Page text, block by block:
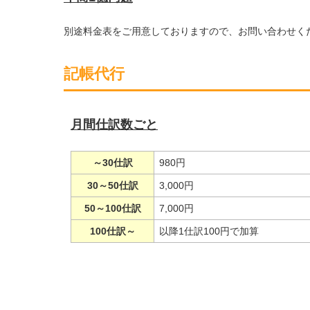
別途料金表をご用意しておりますので、お問い合わせく
記帳代行
月間仕訳数ごと
～30仕訳 980円
30～50仕訳 3,000円
50～100仕訳 7,000円
100仕訳～ 以降1仕訳100円で加算